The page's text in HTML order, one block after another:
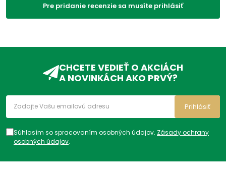
Pre pridanie recenzie sa musíte prihlásiť
CHCETE VEDIEŤ O AKCIÁCH
A NOVINKÁCH AKO PRVÝ?
Súhlasím so spracovaním osobných údajov. Zásady ochrany
osobných údajov.
Prihlásiť